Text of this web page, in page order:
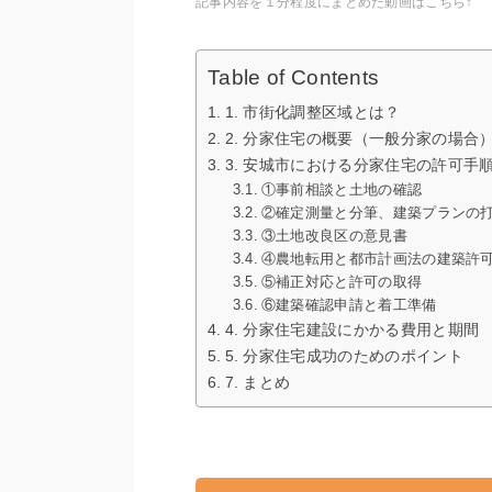
Table of Contents
1. 市街化調整区域とは？
2. 分家住宅の概要（一般分家の場合）
3. 安城市における分家住宅の許可手
①事前相談と土地の確認
②確定測量と分筆、建築プランの
③土地改良区の意見書
④農地転用と都市計画法の建築許
⑤補正対応と許可の取得
⑥建築確認申請と着工準備
4. 分家住宅建設にかかる費用と期間
5. 分家住宅成功のためのポイント
7. まとめ